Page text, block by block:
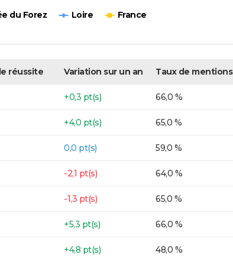
du Forez Loire France
réussite Variation sur un an Taux de mentions
+0,3 pt(s) 66,0 %
+4,0 pt(s) 65,0 %
0,0 pt(s) 59,0 %
-2,1 pt(s) 64,0 %
-1,3 pt(s) 65,0 %
+5,3 pt(s) 66,0 %
+4,8 pt(s) 48,0 %